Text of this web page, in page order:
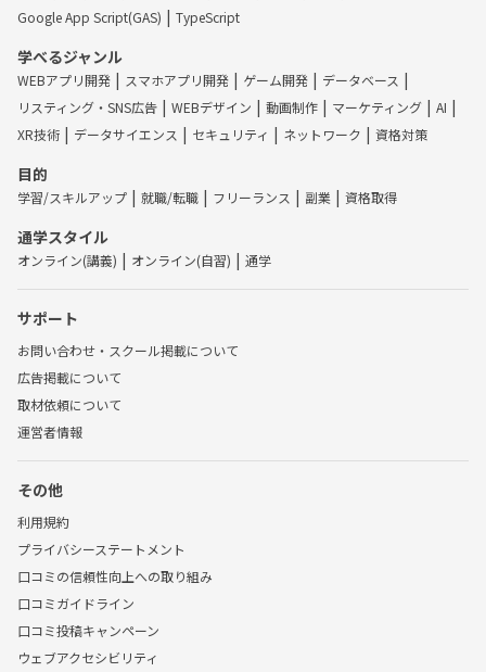
Google App Script(GAS)
TypeScript
学べるジャンル
WEBアプリ開発 スマホアプリ開発 ゲーム開発
データベース
リスティング・SNS広告
WEBデザイン 動画制作 マーケティング
AI
XR技術
データサイエンス セキュリティ ネットワーク 資格対策
目的
学習/スキルアップ 就職/転職 フリーランス 副業 資格取得
通学スタイル
オンライン(講義) オンライン(自習) 通学
サポート
お問い合わせ・スクール掲載について
広告掲載について
取材依頼について
運営者情報
その他
利用規約
プライバシーステートメント
口コミの信頼性向上への取り組み
口コミガイドライン
口コミ投稿キャンペーン
ウェブアクセシビリティ